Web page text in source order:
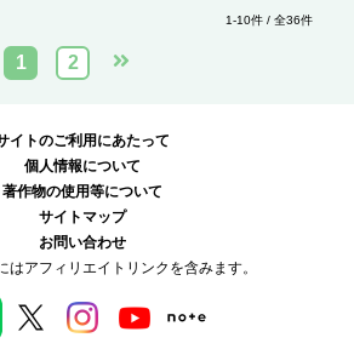
1-10件 / 全36件
1 2
イトのご利用にあたって
個人情報について
著作物の使用等について
サイトマップ
お問い合わせ
はアフィリエイトリンクを含みます。